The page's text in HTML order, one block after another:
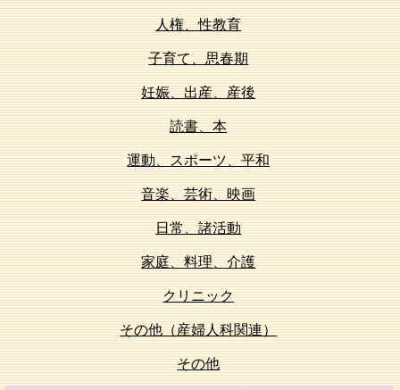
人権、性教育
子育て、思春期
妊娠、出産、産後
読書、本
運動、スポーツ、平和
音楽、芸術、映画
日常、諸活動
家庭、料理、介護
クリニック
その他（産婦人科関連）
その他